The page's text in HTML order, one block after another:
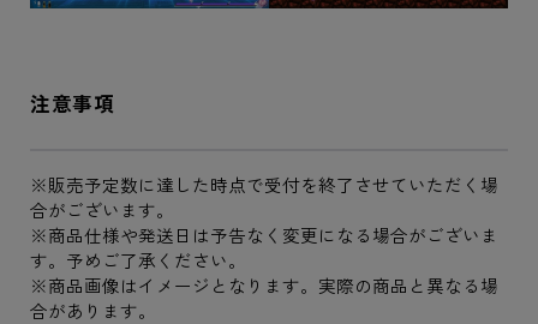
注意事項
※販売予定数に達した時点で受付を終了させていただく場
合がございます。
※商品仕様や発送日は予告なく変更になる場合がございま
す。予めご了承ください。
※商品画像はイメージとなります。実際の商品と異なる場
合があります。